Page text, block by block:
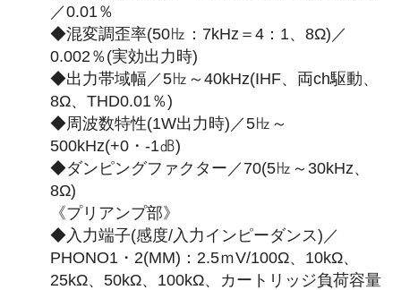
／0.01％
◆混変調歪率(50㎐：7kHz＝4：1、8Ω)／
0.002％(実効出力時)
◆出力帯域幅／5㎐～40kHz(IHF、両ch駆動、
8Ω、THD0.01％)
◆周波数特性(1W出力時)／5㎐～
500kHz(+0・-1㏈)
◆ダンピングファクター／70(5㎐～30kHz、
8Ω)
《プリアンプ部》
◆入力端子(感度/入力インピーダンス)／
PHONO1・2(MM)：2.5ｍV/100Ω、10kΩ、
25kΩ、50kΩ、100kΩ、カートリッジ負荷容量